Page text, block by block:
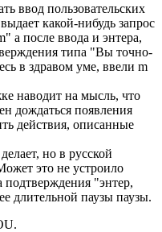
ввод пользовательских
какой-нибудь запрос
а после ввода и энтера,
типа "Вы точно-
в здравом уме, ввели m
наводит на мысль, что
дождаться появления
действия, описанные
но в русской
это не устроило
подтверждения "энтер,
длительной паузы паузы.